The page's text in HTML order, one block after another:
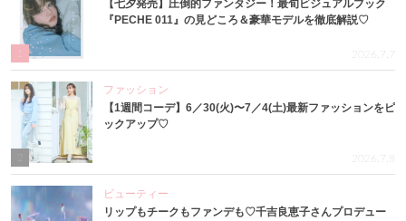
【七夕発売】圧倒的ファンタジー！最旬ビジュアルブック
『PECHE 011』の見どころ＆豪華モデルを徹底解説♡
2026.7.7
ファッション
【1週間コーデ】6／30(火)〜7／4(土)最新ファッションをピ
ックアップ♡
2026.7.8
ビューティー
リップもチークもファンデも♡千吉良恵子さんプロデュー